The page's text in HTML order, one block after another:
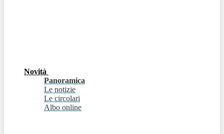
Novità
Panoramica
Le notizie
Le circolari
Albo online